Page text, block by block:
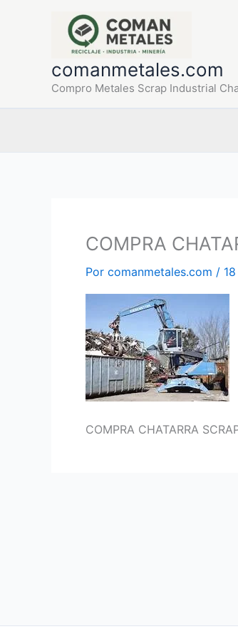
comanmetales.com
Compro Metales Scrap Industrial
COMPRA
Por comanmetales.com /
COMPRA CHATARRA